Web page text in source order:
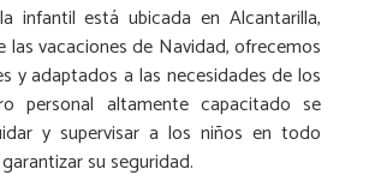
infantil está ubicada en Alcantarilla,
las vacaciones de Navidad, ofrecemos
y adaptados a las necesidades de los
personal altamente capacitado se
y supervisar a los niños en todo
su seguridad.